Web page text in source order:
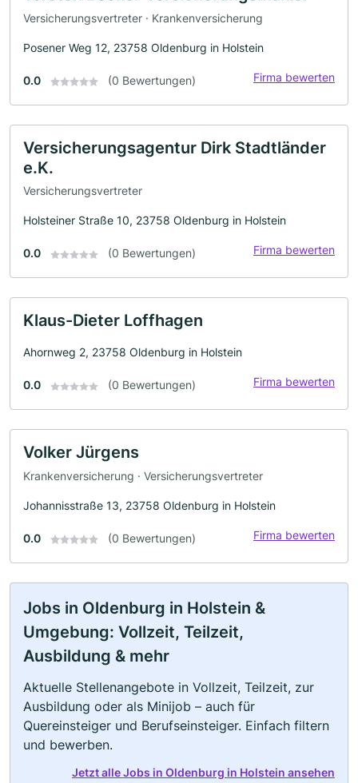
Versicherungsvertreter · Krankenversicherung
Posener Weg 12, 23758 Oldenburg in Holstein
0.0 (0 Bewertungen) Firma bewerten
Versicherungsagentur Dirk Stadtländer
e.K.
Versicherungsvertreter
Holsteiner Straße 10, 23758 Oldenburg in Holstein
0.0 (0 Bewertungen) Firma bewerten
Klaus-Dieter Loffhagen
Ahornweg 2, 23758 Oldenburg in Holstein
0.0 (0 Bewertungen) Firma bewerten
Volker Jürgens
Krankenversicherung · Versicherungsvertreter
Johannisstraße 13, 23758 Oldenburg in Holstein
0.0 (0 Bewertungen) Firma bewerten
Jobs in Oldenburg in Holstein &
Umgebung: Vollzeit, Teilzeit,
Ausbildung & mehr
Aktuelle Stellenangebote in Vollzeit, Teilzeit, zur
Ausbildung oder als Minijob – auch für
Quereinsteiger und Berufseinsteiger. Einfach filtern
und bewerben.
Jetzt alle Jobs in Oldenburg in Holstein ansehen